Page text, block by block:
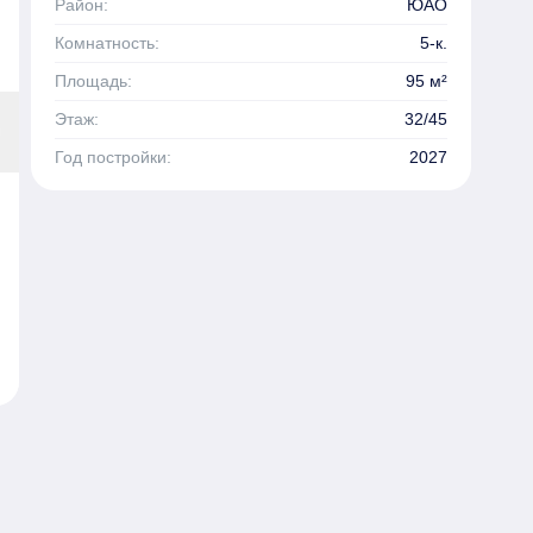
Район:
ЮАО
Комнатность:
5-к.
Площадь:
95 м²
Этаж:
32/45
Год постройки:
2027